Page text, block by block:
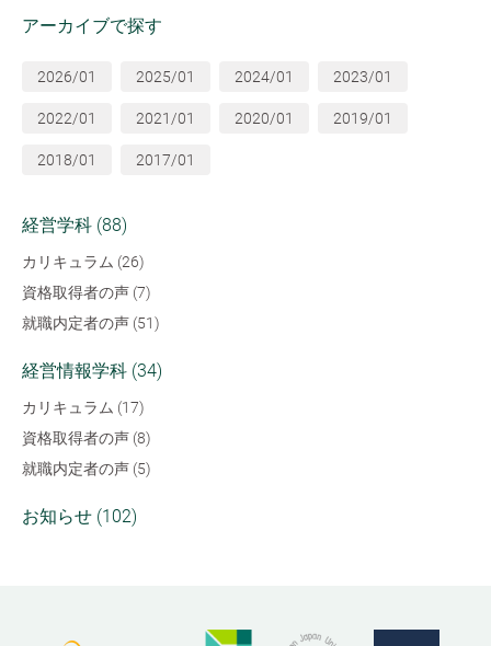
アーカイブで探す
2026/01 2025/01 2024/01 2023/01
2022/01 2021/01 2020/01 2019/01
2018/01 2017/01
経営学科 (88)
カリキュラム (26)
資格取得者の声 (7)
就職内定者の声 (51)
経営情報学科 (34)
カリキュラム (17)
資格取得者の声 (8)
就職内定者の声 (5)
お知らせ (102)